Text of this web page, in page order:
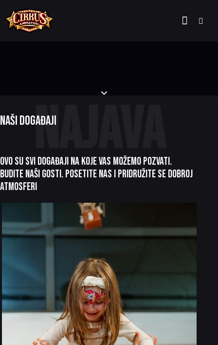
NAJAVA
NAŠI DOGAĐAJI
OVO SU SVI DOGAĐAJI NA KOJE VAS MOŽEMO POZVATI.
BUDITE NAŠI GOSTI. POSETITE NAS I PRIDRUŽITE SE DOBROJ
ATMOSFERI